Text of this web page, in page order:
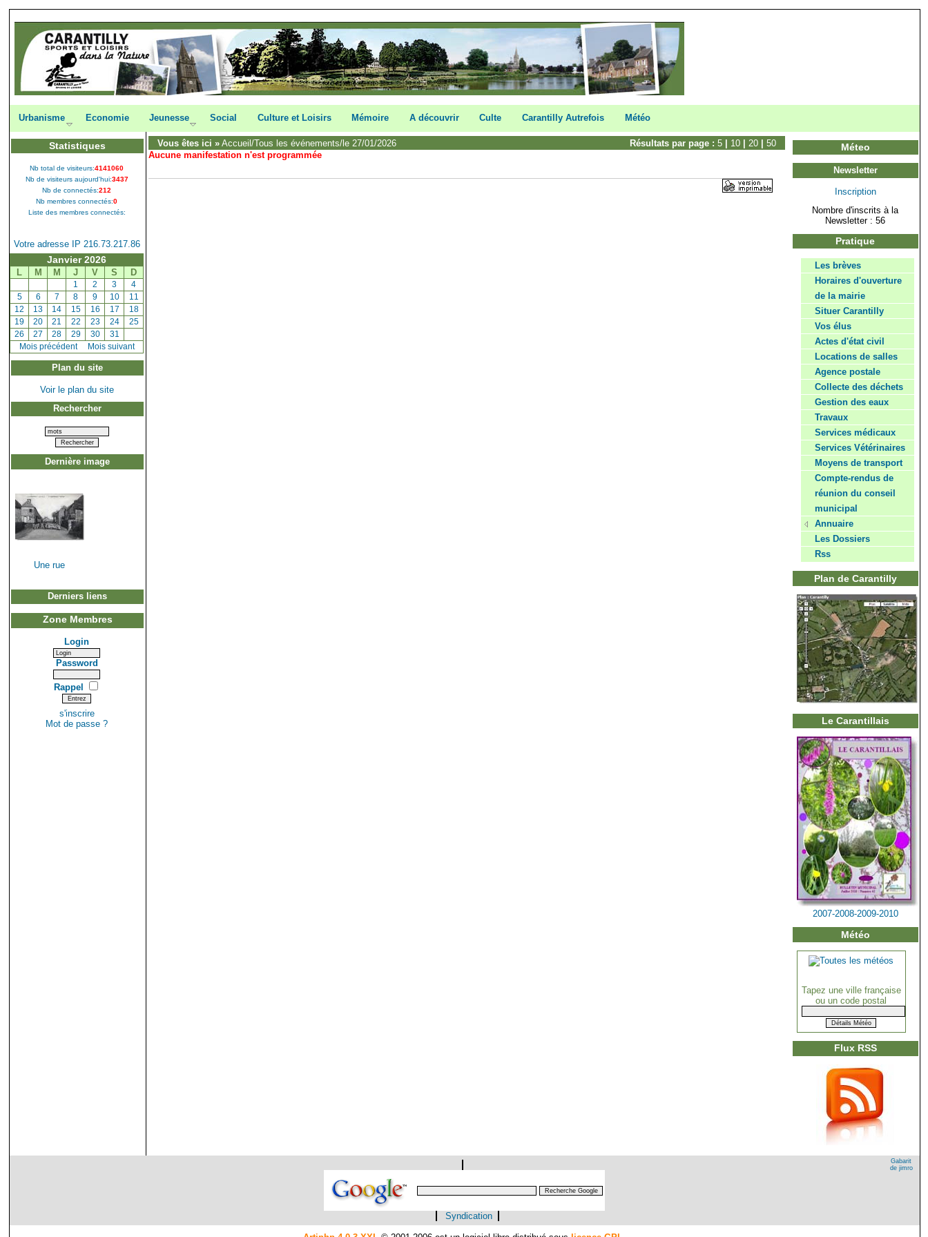
Urbanisme Economie Jeunesse Social Culture et Loisirs Mémoire A découvrir Culte Carantilly Autrefois Météo
Statistiques
Nb total de visiteurs:4141060
Nb de visiteurs aujourd'hui:3437
Nb de connectés:212
Nb membres connectés:0
Liste des membres connectés:
Votre adresse IP 216.73.217.86
Janvier 2026
L M M J V S D
[1 [2 [3 [4
[5] [6 [7 [8 [9 [10] [11
[12 [13 [14 [15] [16 [17 [18]
[19 [20 [21 [22 [23] [24] [25]
[26 [27 [28 [29] [30] [31
[Mois précédent] Mois suivant
Plan du site
Voir le plan du site
Rechercher
Dernière image
Une rue
Derniers liens
Zone Membres
Login
Password
Rappel
s'inscrire
Mot de passe ?
Méteo
Newsletter
Inscription
Nombre d'inscrits à la
Newsletter : 56
Pratique
Les brèves
Horaires d'ouverture
de la mairie
Situer Carantilly
Vos élus
Actes d'état civil
Locations de salles
Agence postale
Collecte des déchets
Gestion des eaux
Travaux
Services médicaux
Services Vétérinaires
Moyens de transport
Compte-rendus de
réunion du conseil
municipal
Annuaire
Les Dossiers
Rss
Plan de Carantilly
Le Carantillais
2007-2008-2009-2010
Météo
Tapez une ville française
ou un code postal
Flux RSS
Vous êtes ici » Accueil/Tous les événements/le 27/01/2026 Résultats par page :5 | 10 | 20 |50
Aucune manifestation n'est programmée
Syndication
Gabarit
de jimro